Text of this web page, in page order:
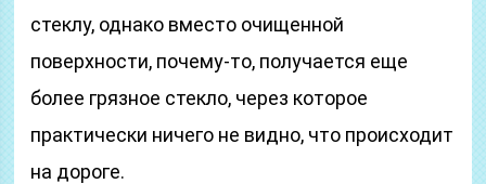
стеклу, однако вместо очищенной
поверхности, почему-то, получается еще
более грязное стекло, через которое
практически ничего не видно, что происходит
на дороге.